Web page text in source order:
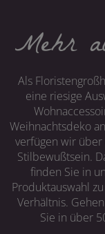
Mehr
Als
eine riesige
Weihnachtsdeko
verfügen wir über
Stilbewußtsein.
finden Sie in
Produktauswahl
Verhältnis.
Sie in über